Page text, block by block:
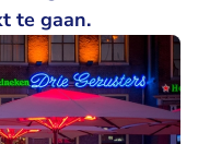
te gaan.